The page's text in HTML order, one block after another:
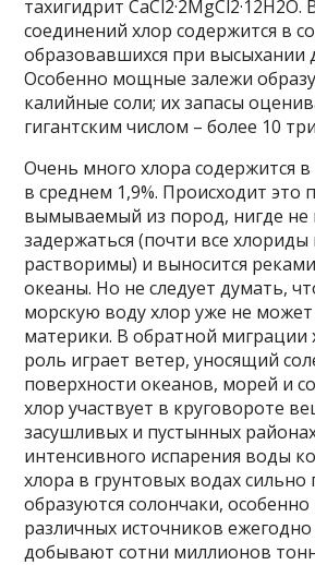
тахигидрит
соединений хлор содержится в
образовавшихся при высыхании
Особенно мощные залежи
калийные соли; их запасы
гигантским числом – более 10
Очень много хлора содержится
в среднем 1,9%. Происходит это
вымываемый из пород, нигде не
задержаться (почти все
растворимы) и выносится
океаны. Но не следует думать,
морскую воду хлор уже не может
материки. В обратной
роль играет ветер, уносящий
поверхности океанов, морей и
хлор участвует в круговороте
засушливых и пустынных
интенсивного испарения воды
хлора в грунтовых водах
образуются солончаки,
различных источников
добывают сотни миллионов